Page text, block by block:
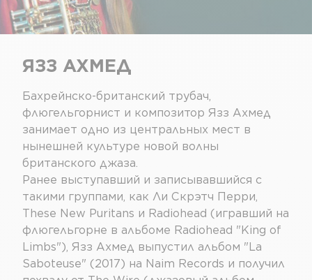
ЯЗЗ АХМЕД
Бахрейнско-британский трубач,
флюгельгорнист и композитор Язз Ахмед
занимает одно из центральных мест в
нынешней культуре новой волны
британского джаза.
Ранее выступавший и записывавшийся с
такими группами, как Ли Скрэтч Перри,
These New Puritans и Radiohead (игравший на
флюгельгорне в альбоме Radiohead "King of
Limbs"), Язз Ахмед выпустил альбом "La
Saboteuse" (2017) на Naim Records и получил